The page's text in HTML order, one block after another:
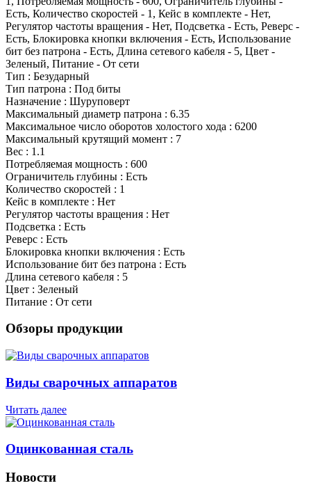
Есть, Количество скоростей - 1, Кейс в комплекте - Нет,
Регулятор частоты вращения - Нет, Подсветка - Есть, Реверс -
Есть, Блокировка кнопки включения - Есть, Использование
бит без патрона - Есть, Длина сетевого кабеля - 5, Цвет -
Зеленый, Питание - От сети
Тип : Безударный
Тип патрона : Под биты
Назначение : Шуруповерт
Максимальный диаметр патрона : 6.35
Максимальное число оборотов холостого хода : 6200
Максимальный крутящий момент : 7
Вес : 1.1
Потребляемая мощность : 600
Ограничитель глубины : Есть
Количество скоростей : 1
Кейс в комплекте : Нет
Регулятор частоты вращения : Нет
Подсветка : Есть
Реверс : Есть
Блокировка кнопки включения : Есть
Использование бит без патрона : Есть
Длина сетевого кабеля : 5
Цвет : Зеленый
Питание : От сети
Обзоры продукции
Виды сварочных аппаратов
Читать далее
Оцинкованная сталь
Новости